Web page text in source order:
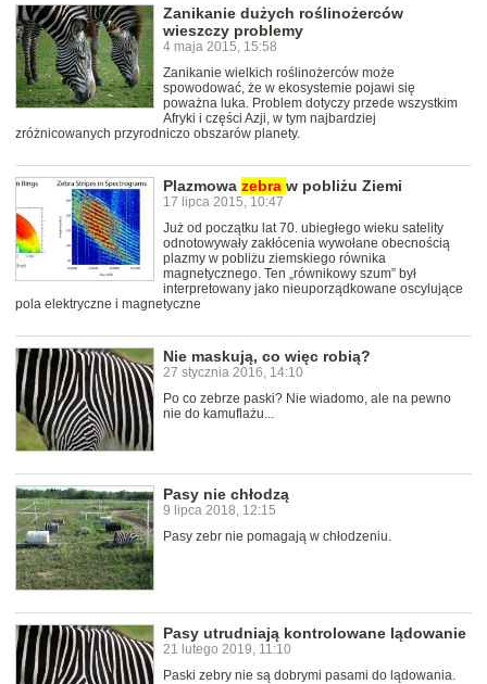
Zanikanie dużych roślinożerców
wieszczy problemy
4 maja 2015, 15:58
Zanikanie wielkich roślinożerców może
spowodować, że w ekosystemie pojawi się
poważna luka. Problem dotyczy przede wszystkim
Afryki i części Azji, w tym najbardziej
zróżnicowanych przyrodniczo obszarów planety.
Plazmowa zebra w pobliżu Ziemi
17 lipca 2015, 10:47
Już od początku lat 70. ubiegłego wieku satelity
odnotowywały zakłócenia wywołane obecnością
plazmy w pobliżu ziemskiego równika
magnetycznego. Ten „równikowy szum” był
interpretowany jako nieuporządkowane oscylujące
pola elektryczne i magnetyczne
Nie maskują, co więc robią?
27 stycznia 2016, 14:10
Po co zebrze paski? Nie wiadomo, ale na pewno
nie do kamuflażu...
Pasy nie chłodzą
9 lipca 2018, 12:15
Pasy zebr nie pomagają w chłodzeniu.
Pasy utrudniają kontrolowane lądowanie
21 lutego 2019, 11:10
Paski zebry nie są dobrymi pasami do lądowania.